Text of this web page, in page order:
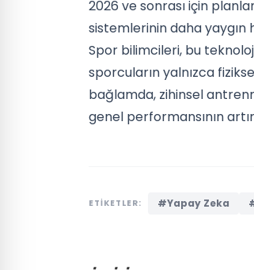
2026 ve sonrası için
sistemlerinin daha yaygın
Spor bilimcileri, bu
sporcuların yalnızca
bağlamda, zihinsel
genel performansının
ETİKETLER: #Yapay Zeka